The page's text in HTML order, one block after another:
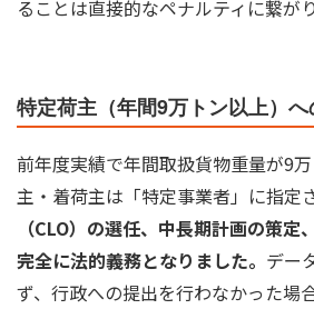
ることは直接的なペナルティに繋がり
特定荷主（年間9万トン以上）
前年度実績で年間取扱貨物重量が9
主・着荷主は「特定事業者」に指定さ
（CLO）の選任、中長期計画の策
完全に法的義務となりました。 デー
ず、行政への提出を行わなかった場